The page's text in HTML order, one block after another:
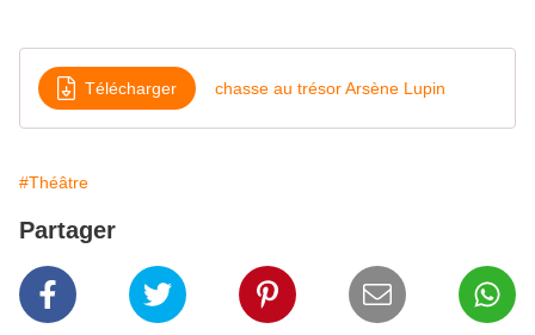
Télécharger chasse au trésor Arsène Lupin
#Théâtre
Partager